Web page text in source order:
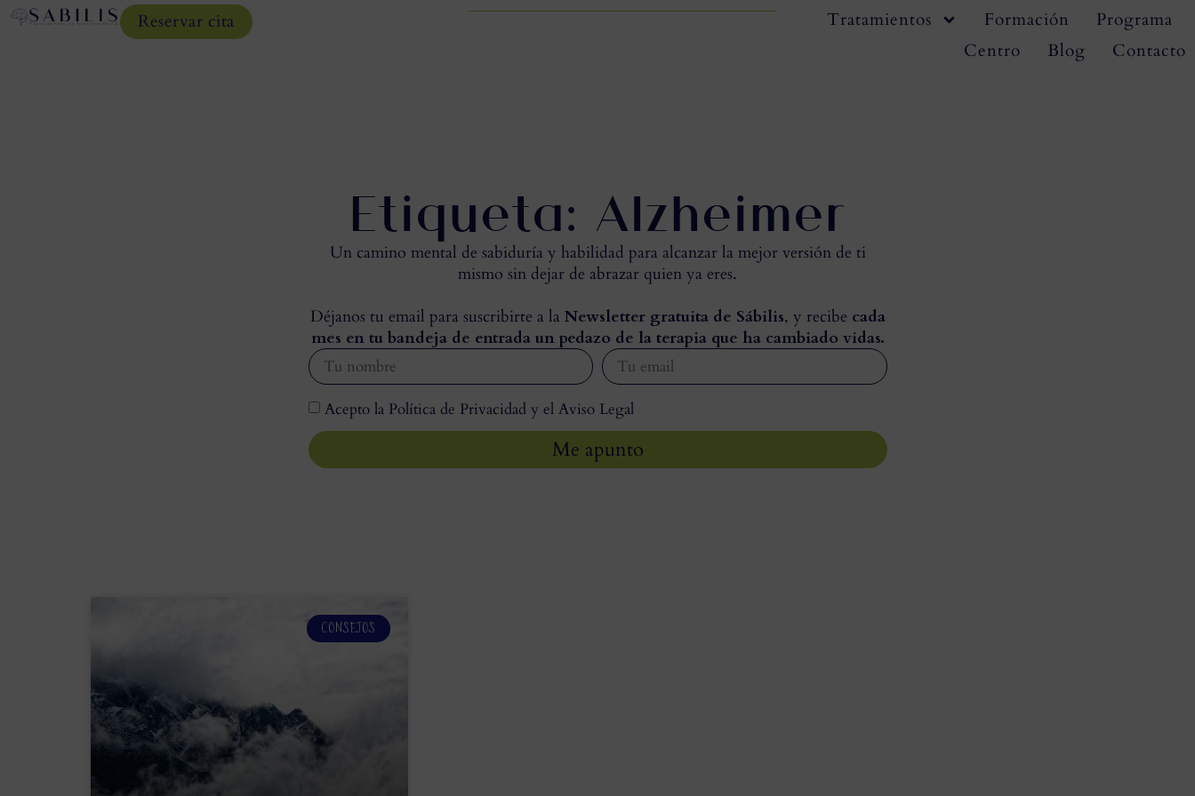
Reservar cita Tratamientos Formación
Programa
Centro
Blog Contacto
Etiqueta: Alzheimer
Un camino mental de sabiduría y habilidad para alcanzar la mejor versión de ti
mismo sin dejar de abrazar quien ya eres.
Déjanos tu email para suscribirte a la Newsletter gratuita de Sábilis, y recibe cada
mes en tu bandeja de entrada un pedazo de la terapia que ha cambiado vidas.
Acepto la Política de Privacidad y el Aviso Legal
Me apunto
CONSEJOS